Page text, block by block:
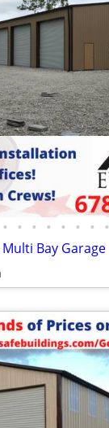
• • • • • • • •
Bay Garage